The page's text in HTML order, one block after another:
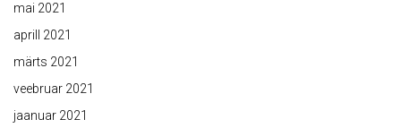
mai 2021
aprill 2021
märts 2021
veebruar 2021
jaanuar 2021